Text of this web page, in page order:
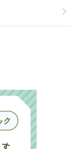
chevron_right